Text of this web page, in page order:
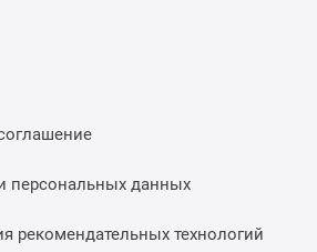
персональных данных
рекомендательных технологий